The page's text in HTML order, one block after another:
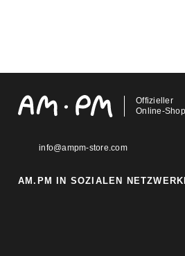
Offizieller
Online-Shop
info@ampm-store.com
AM.PM IN SOZIALEN